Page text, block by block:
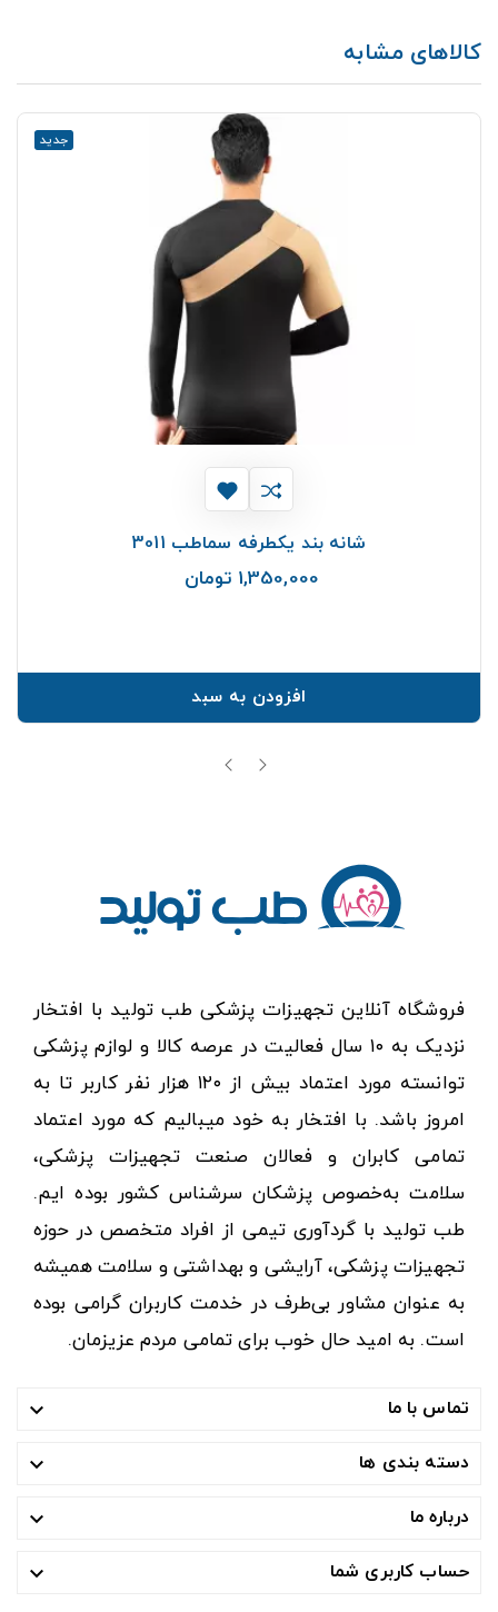
کالاهای مشابه
جدید
شانه بند یکطرفه سماطب 3011
1,350,000 تومان
افزودن به سبد
فروشگاه آنلاین تجهیزات پزشکی طب تولید با افتخار
نزدیک به ۱۰ سال فعالیت در عرصه کالا و لوازم پزشکی
توانسته مورد اعتماد بیش از ۱۲۰ هزار نفر کاربر تا به
امروز باشد. با افتخار به خود میبالیم که مورد اعتماد
تمامی کابران و فعالان صنعت تجهیزات پزشکی،
سلامت به‌خصوص پزشکان سرشناس کشور بوده ایم.
طب تولید با گردآوری تیمی از افراد متخصص در حوزه
تجهیزات پزشکی، آرایشی و بهداشتی و سلامت همیشه
به عنوان مشاور بی‌طرف در خدمت کاربران گرامی بوده
است. به امید حال خوب برای تمامی مردم عزیزمان.
تماس با ما 
دسته بندی ها 
درباره ما 
حساب کاربری شما 